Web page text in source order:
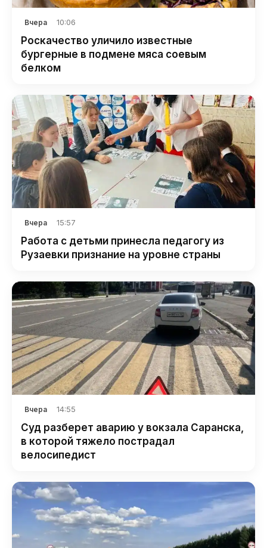
Вчера 10:06
Роскачество уличило известные
бургерные в подмене мяса соевым
белком
Вчера 15:57
Работа с детьми принесла педагогу из
Рузаевки признание на уровне страны
Вчера 14:55
Суд разберет аварию у вокзала Саранска,
в которой тяжело пострадал
велосипедист